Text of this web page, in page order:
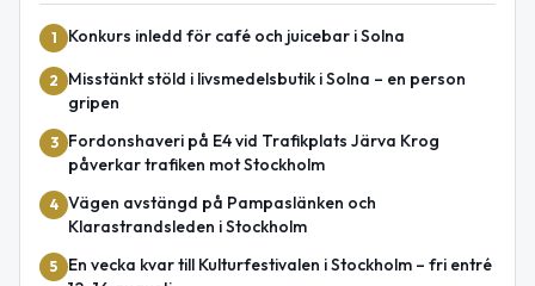
1 Konkurs inledd för café och juicebar i Solna
2
Misstänkt stöld i livsmedelsbutik i Solna – en person
gripen
3
Fordonshaveri på E4 vid Trafikplats Järva Krog
påverkar trafiken mot Stockholm
4 Vägen avstängd på Pampaslänken och
Klarastrandsleden i Stockholm
5
En vecka kvar till Kulturfestivalen i Stockholm – fri entré